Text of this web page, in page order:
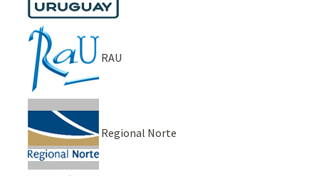
RAU
Regional Norte